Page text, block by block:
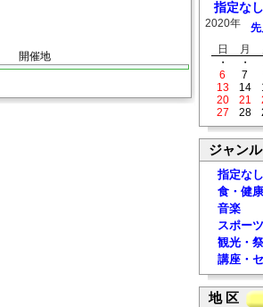
開催地
指定なし
2020年 先
日
月
・
・
6
7
13
14
20
21
27
28
ジャンル
指定なし
食・健康
音楽
スポーツ
観光・
講座・
地 区